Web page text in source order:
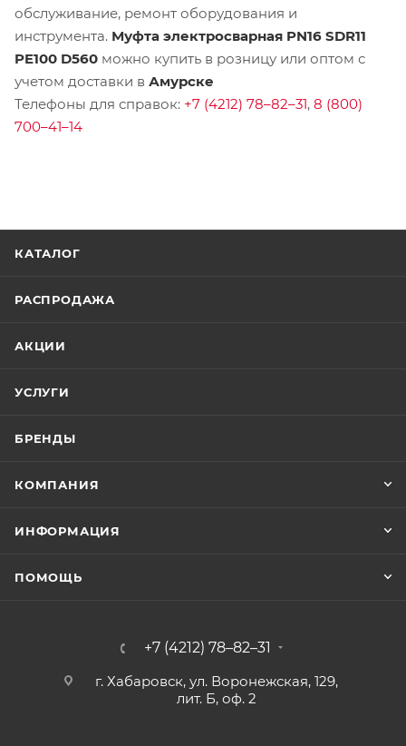
обслуживание, ремонт оборудования и
инструмента. Муфта электросварная PN16 SDR11
PE100 D560 можно купить в розницу или оптом с
учетом доставки в Амурске
Телефоны для справок: +7 (4212) 78–82–31, 8 (800)
700–41–14
КАТАЛОГ
РАСПРОДАЖА
АКЦИИ
УСЛУГИ
БРЕНДЫ
КОМПАНИЯ
ИНФОРМАЦИЯ
ПОМОЩЬ
+7 (4212) 78–82–31
г. Хабаровск, ул. Воронежская, 129,
лит. Б, оф. 2